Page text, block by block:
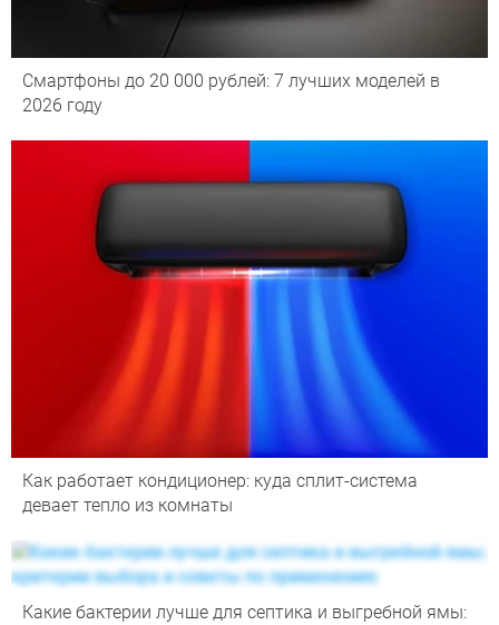
Смартфоны до 20 000 рублей: 7 лучших моделей в
2026 году
Как работает кондиционер: куда сплит-система
девает тепло из комнаты
Какие бактерии лучше для септика и выгребной ямы: